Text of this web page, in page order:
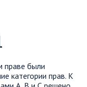
праве были
категории прав. К